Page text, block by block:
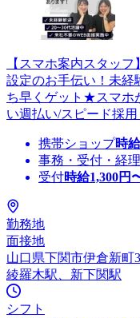
【スマホ案内スタッ
設定のお手伝い！未
ち早くゲット★スマホ
い週払い/スピード採
携帯ショップ時給
事務・受付・経理
受付時給1,300円
勤務地
面接地
山口県下関市伊倉新町
綾羅木駅、新下関駅
シフト